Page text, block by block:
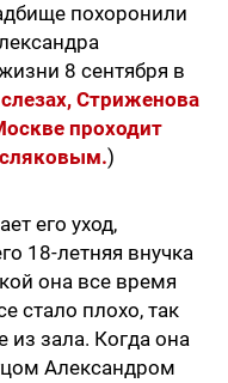
похоронили
8 сентября в
Стриженова
проходит
)
его уход,
18-летняя внучка
она все время
стало плохо, так
из зала. Когда она
Александром